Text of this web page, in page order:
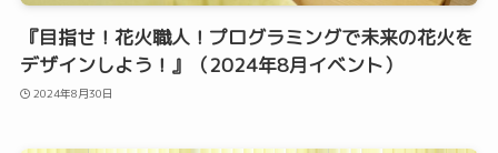
『目指せ！花火職人！プログラミングで未来の花火を
デザインしよう！』（2024年8月イベント）
2024年8月30日